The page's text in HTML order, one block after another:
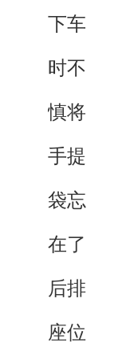
下车
时不
慎将
手提
袋忘
在了
后排
座位